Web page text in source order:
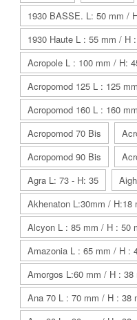
1930 BASSE. L: 50 mm /
1930 Haute L : 55 mm / H
Acropole L : 100 mm / H:
Acropomod 125 L : 125
Acropomod 160 L : 160
Acropomod 70 Bis
Acropomod 90 Bis
Agra L: 73 - H: 35
Akhenaton L:30mm / H:18
Alcyon L : 85 mm / H : 50
Amazonia L : 65 mm / H :
Amorgos L:60 mm / H : 38
Ana 70 L : 70 mm / H : 38